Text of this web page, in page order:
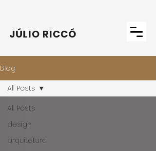
JÚLIO RICCÓ
Blog
All Posts
design
arquitetura
All Posts